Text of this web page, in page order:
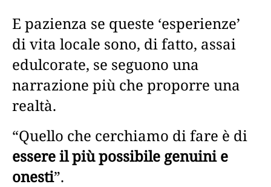
E pazienza se queste ‘esperienze’
di vita locale sono, di fatto, assai
edulcorate, se seguono una
narrazione più che proporre una
realtà.
“Quello che cerchiamo di fare è di
essere il più possibile genuini e
onesti”.